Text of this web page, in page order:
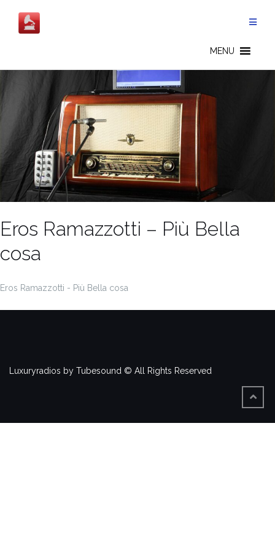
contenuto
MENU
Eros Ramazzotti – Più Bella
cosa
Eros Ramazzotti - Più Bella cosa
Luxuryradios by Tubesound © All Rights Reserved